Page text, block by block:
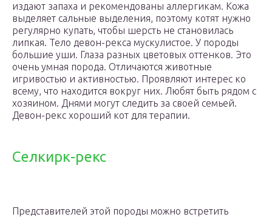
издают запаха и рекомендованы аллергикам. Кожа
выделяет сальные выделения, поэтому котят нужно
регулярно купать, чтобы шерсть не становилась
липкая. Тело девон-рекса мускулистое. У породы
большие уши. Глаза разных цветовых оттенков. Это
очень умная порода. Отличаются животные
игривостью и активностью. Проявляют интерес ко
всему, что находится вокруг них. Любят быть рядом с
хозяином. Днями могут следить за своей семьей.
Девон-рекс хороший кот для терапии.
Селкирк-рекс
Представителей этой породы можно встретить